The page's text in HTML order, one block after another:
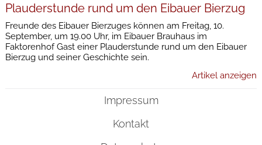
Plauderstunde rund um den Eibauer Bierzug
Freunde des Eibauer Bierzuges können am Freitag, 10.
September, um 19.00 Uhr, im Eibauer Brauhaus im
Faktorenhof Gast einer Plauderstunde rund um den Eibauer
Bierzug und seiner Geschichte sein.
Artikel anzeigen
Impressum
Kontakt